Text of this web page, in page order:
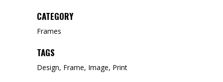
CATEGORY
Frames
TAGS
Design, Frame, Image, Print